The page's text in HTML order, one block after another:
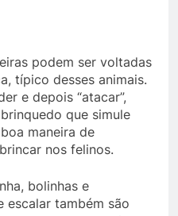
podem ser voltadas
típico desses animais.
e depois “atacar”,
que simule
maneira de
nos felinos.
bolinhas e
escalar também são